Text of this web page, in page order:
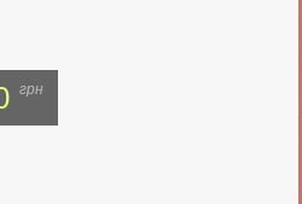
грн